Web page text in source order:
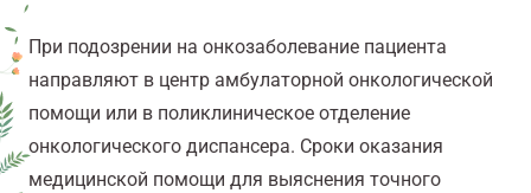
При подозрении на онкозаболевание пациента
направляют в центр амбулаторной онкологической
помощи или в поликлиническое отделение
онкологического диспансера. Сроки оказания
медицинской помощи для выяснения точного